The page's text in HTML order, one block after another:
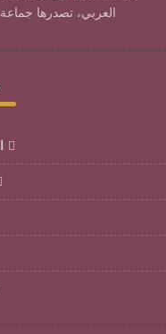
العربي، تصدرها جماعة